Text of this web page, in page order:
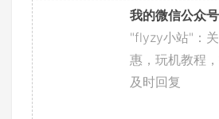
我的微信公众号
"flyzy小站"：
惠，玩机教程
及时回复